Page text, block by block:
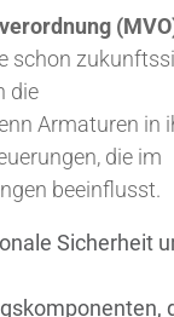
schon
die
Armaturen in
die im
beeinflusst.
Sicherheit